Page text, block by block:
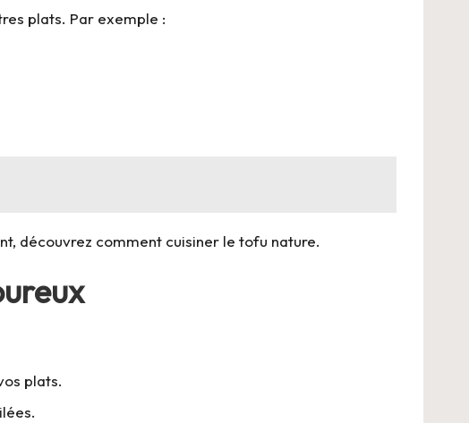
plats. Par exemple :
découvrez comment cuisiner le tofu nature.
plats.